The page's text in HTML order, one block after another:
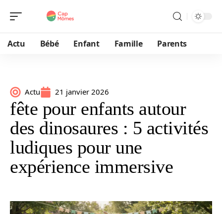
Actu Bébé Enfant Famille Parents
Actu 21 janvier 2026
fête pour enfants autour
des dinosaures : 5 activités
ludiques pour une
expérience immersive